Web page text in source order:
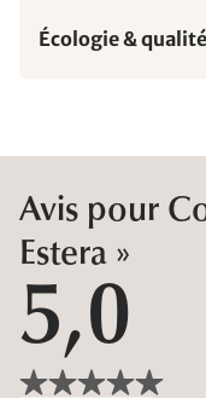
Écologie & qualité
Avis pour
Estera »
5,0